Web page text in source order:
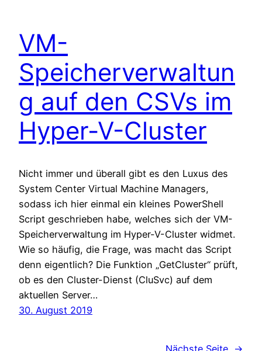
VM-
Speicherverwaltun
g auf den CSVs im
Hyper-V-Cluster
Nicht immer und überall gibt es den Luxus des
System Center Virtual Machine Managers,
sodass ich hier einmal ein kleines PowerShell
Script geschrieben habe, welches sich der VM-
Speicherverwaltung im Hyper-V-Cluster widmet.
Wie so häufig, die Frage, was macht das Script
denn eigentlich? Die Funktion „GetCluster“ prüft,
ob es den Cluster-Dienst (CluSvc) auf dem
aktuellen Server…
30. August 2019
Nächste Seite →